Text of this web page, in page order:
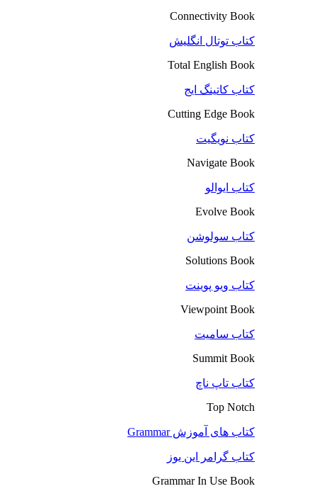
Connectivity Book
کتاب توتال انگلیش
Total English Book
کتاب کاتینگ ایج
Cutting Edge Book
کتاب نویگیت
Navigate Book
کتاب ایوالو
Evolve Book
کتاب سولوشن
Solutions Book
کتاب ویو پوینت
Viewpoint Book
کتاب سامیت
Summit Book
کتاب تاپ ناچ
Top Notch
کتاب های آموزش Grammar
کتاب گرامر این یوز
Grammar In Use Book